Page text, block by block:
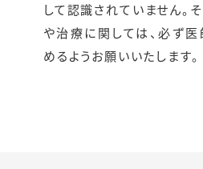
して認識されていません。
や治療に関しては、必ず
めるようお願いいたします。